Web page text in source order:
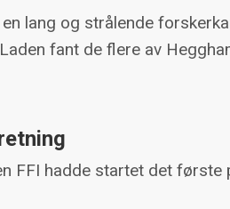
lang og strålende
fant de flere av
FFI hadde startet det